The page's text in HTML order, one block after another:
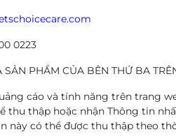
0223
SẢN PHẨM CỦA BÊN THỨ BA
cáo và tính năng trên trang
thu thập hoặc nhận Thông tin
này có thể được thu thập theo